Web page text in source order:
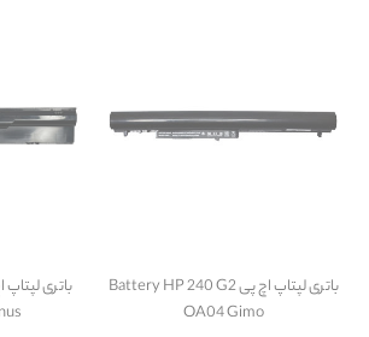
باتری لپتاپ اچ پی Battery HP 240 G2
OA04 Gimo